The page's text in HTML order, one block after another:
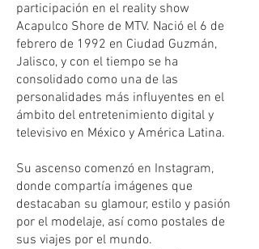
participación en el reality show
Acapulco Shore de MTV. Nació el 6 de
febrero de 1992 en Ciudad Guzmán,
Jalisco, y con el tiempo se ha
consolidado como una de las
personalidades más influyentes en el
ámbito del entretenimiento digital y
televisivo en México y América Latina.
Su ascenso comenzó en Instagram,
donde compartía imágenes que
destacaban su glamour, estilo y pasión
por el modelaje, así como postales de
sus viajes por el mundo.